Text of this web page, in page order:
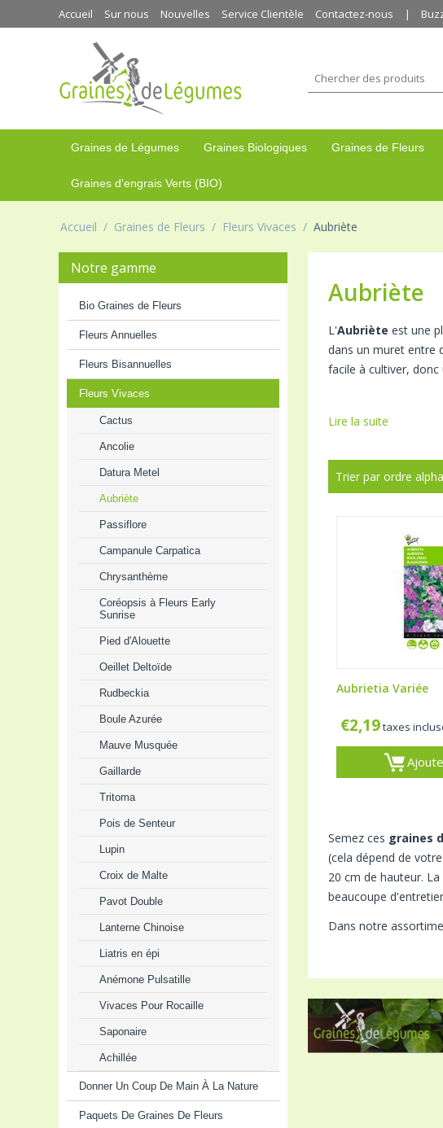
Accueil Sur nous Nouvelles Service Clientèle Contactez-nous
Graines de Légumes Graines Biologiques Graines de Fleurs
Graines d'engrais Verts (BIO)
Accueil / Graines de Fleurs / Fleurs Vivaces / Aubriète
Notre gamme
Bio Graines de Fleurs
Fleurs Annuelles
Fleurs Bisannuelles
Fleurs Vivaces
Cactus
Ancolie
Datura Metel
Aubriète
Passiflore
Campanule Carpatica
Chrysanthème
Coréopsis à Fleurs Early
Sunrise
Pied d'Alouette
Oeillet Deltoïde
Rudbeckia
Boule Azurée
Mauve Musquée
Gaillarde
Tritoma
Pois de Senteur
Lupin
Croix de Malte
Pavot Double
Lanterne Chinoise
Liatris en épi
Anémone Pulsatille
Vivaces Pour Rocaille
Saponaire
Achillée
Donner Un Coup De Main À La Nature
Paquets De Graines De Fleurs
Aubriète
L'Aubriète est une
dans un muret entre
facile à cultiver,
Lire la suite
Trier par ordre
Aubrietia Variée
€2,19taxes
Semez ces graines
(cela dépend de
20 cm de hauteur.
beaucoupe
Dans notre